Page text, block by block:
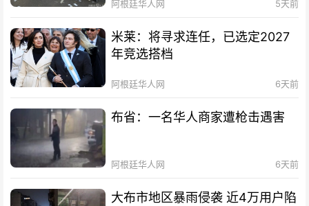
阿根廷华人网 5天前
米莱：将寻求连任，已选定2027
年竞选搭档
阿根廷华人网 6天前
布省：一名华人商家遭枪击遇害
阿根廷华人网 6天前
大布市地区暴雨侵袭 近4万用户陷